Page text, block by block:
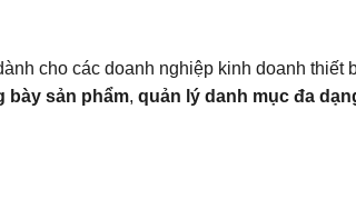
cho các doanh nghiệp kinh doanh
bày sản phẩm, quản lý danh mục đa